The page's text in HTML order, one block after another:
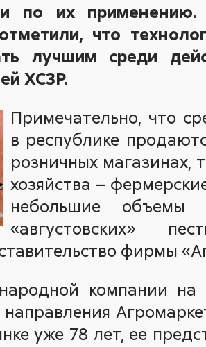
по их
что
лучшим среди
ХСЗР.
Примечательно, что
в республике
розничных магазинах,
хозяйства –
небольшие объемы
«августовских»
фирмы
компании на
уже 78 лет, ее